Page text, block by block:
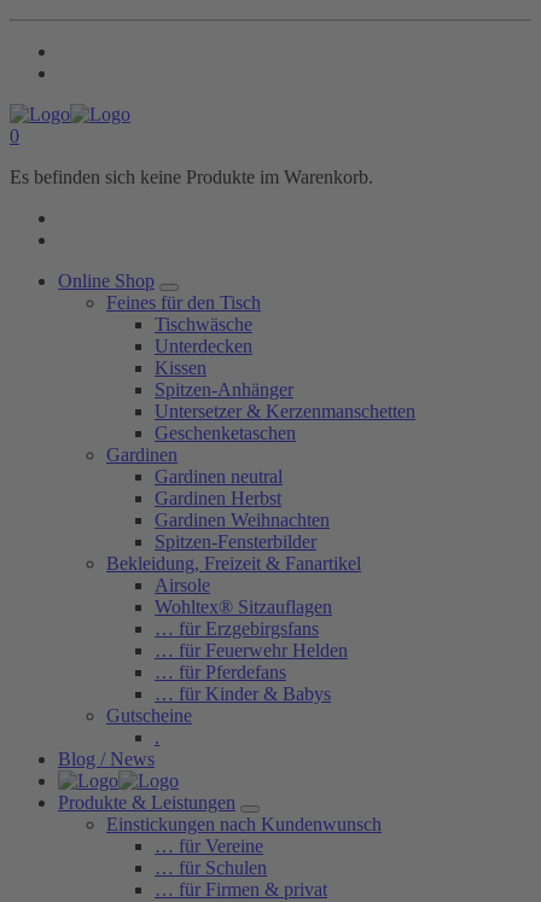
0
Es befinden sich keine Produkte im Warenkorb.
Online Shop
Feines für den Tisch
Tischwäsche
Unterdecken
Kissen
Spitzen-Anhänger
Untersetzer & Kerzenmanschetten
Geschenketaschen
Gardinen
Gardinen neutral
Gardinen Herbst
Gardinen Weihnachten
Spitzen-Fensterbilder
Bekleidung, Freizeit & Fanartikel
Airsole
Wohltex® Sitzauflagen
… für Erzgebirgsfans
… für Feuerwehr Helden
… für Pferdefans
… für Kinder & Babys
Gutscheine
.
Blog / News
Produkte & Leistungen
Einstickungen nach Kundenwunsch
… für Vereine
… für Schulen
… für Firmen & privat